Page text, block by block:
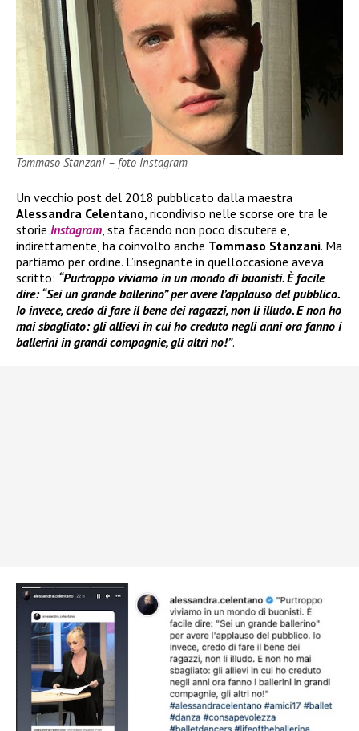
Tommaso Stanzani – foto Instagram
Un vecchio post del 2018 pubblicato dalla maestra
Alessandra Celentano , ricondiviso nelle scorse ore tra le
storie Instagram , sta facendo non poco discutere e,
indirettamente, ha coinvolto anche Tommaso Stanzani. Ma
partiamo per ordine. L’insegnante in quell’occasione aveva
scritto: “Purtroppo viviamo in un mondo di buonisti. È facile
dire: “Sei un grande ballerino” per avere l’applauso del pubblico.
Io invece, credo di fare il bene dei ragazzi, non li illudo. E non ho
mai sbagliato: gli allievi in cui ho creduto negli anni ora fanno i
ballerini in grandi compagnie, gli altri no!”.